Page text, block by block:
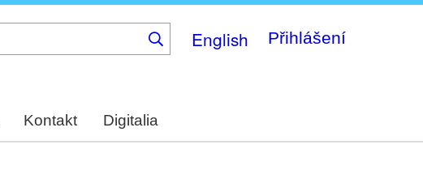
English Přihlášení
Kontakt Digitalia